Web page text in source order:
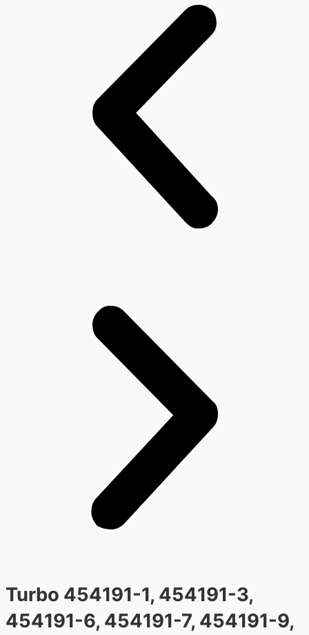
Turbo 454191-1, 454191-3,
454191-6, 454191-7, 454191-9,